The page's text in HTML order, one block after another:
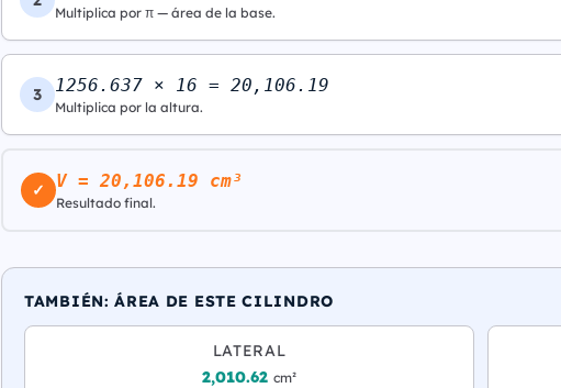
Multiplica por π — área de la base.
3 1256.637 × 16 = 20,106.19
Multiplica por la altura.
✓ V = 20,106.19 cm³
Resultado final.
TAMBIÉN: ÁREA DE ESTE CILINDRO
LATERAL
2,010.62 cm²